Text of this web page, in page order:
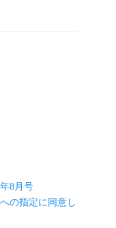
8月号
の指定に同意し